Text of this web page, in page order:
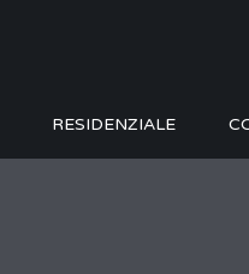
RESIDENZIALE